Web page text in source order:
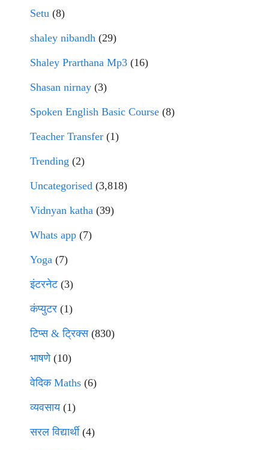
Setu (8)
shaley nibandh (29)
Shaley Prarthana Mp3 (16)
Shasan nirnay (3)
Spoken English Basic Course (8)
Teacher Transfer (1)
Trending (2)
Uncategorised (3,818)
Vidnyan katha (39)
Whats app (7)
Yoga (7)
इंटरनेट(3)
कंप्युटर (1)
टिप्स & ट्रिक्स(830)
भाषणे(10)
वेदिक Maths (6)
व्यवसाय(1)
सरल विद्यार्थी(4)